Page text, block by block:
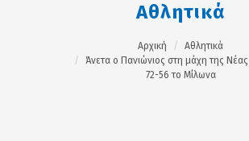
Αθλητικά
Αρχική
Αθλητικά
Άνετα ο Πανιώνιος στη μάχη της
72-56 το Μίλωνα